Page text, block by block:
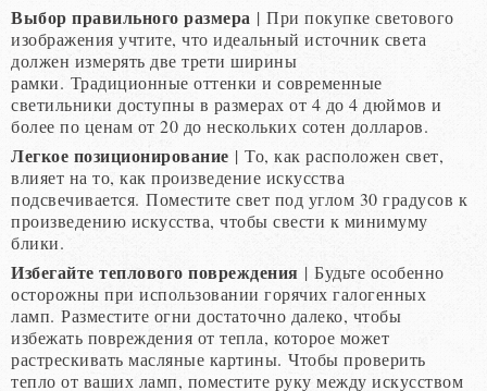
Выбор правильного размера | При покупке светового
изображения учтите, что идеальный источник света
должен измерять две трети ширины
рамки. Традиционные оттенки и современные
светильники доступны в размерах от 4 до 4 дюймов и
более по ценам от 20 до нескольких сотен долларов.
Легкое позиционирование | То, как расположен свет,
влияет на то, как произведение искусства
подсвечивается. Поместите свет под углом 30 градусов к
произведению искусства, чтобы свести к минимуму
блики.
Избегайте теплового повреждения | Будьте особенно
осторожны при использовании горячих галогенных
ламп. Разместите огни достаточно далеко, чтобы
избежать повреждения от тепла, которое может
растрескивать масляные картины. Чтобы проверить
тепло от ваших ламп, поместите руку между искусством